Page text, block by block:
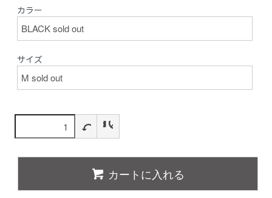
カラー
サイズ
カートに入れる